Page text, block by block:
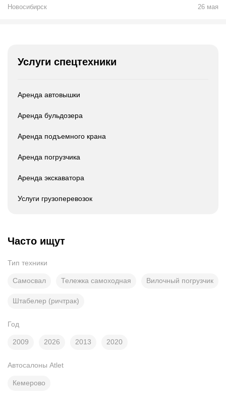
Новосибирск
26 мая
Услуги спецтехники
Аренда автовышки
Аренда бульдозера
Аренда подъемного крана
Аренда погрузчика
Аренда экскаватора
Услуги грузоперевозок
Часто ищут
Тип техники
Самосвал Тележка самоходная Вилочный погрузчик
Штабелер (ричтрак)
Год
2009 2026 2013 2020
Автосалоны Atlet
Кемерово